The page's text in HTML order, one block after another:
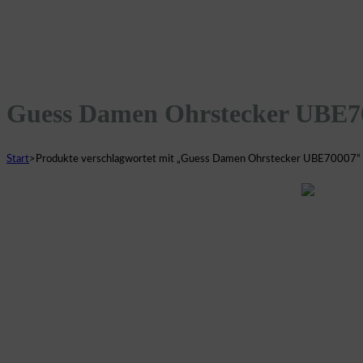
Guess Damen Ohrstecker
Start> Produkte verschlagwortet mit „Guess Damen Ohrstecker UBE70007“